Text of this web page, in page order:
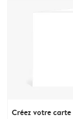
Créez votre carte